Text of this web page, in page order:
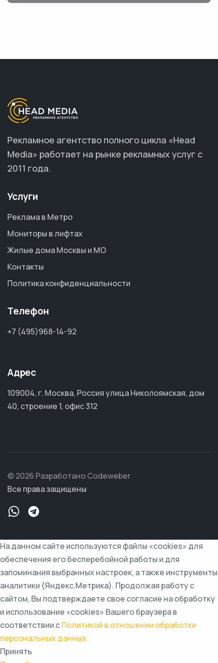
Рекламное агентство полного цикла «Head
Media» работает на рынке рекламных услуг с
2011 года.
Услуги
Реклама в Метро
Мониторы в лифтах
Жилые дома Москвы и МО
Контакты
Политика конфиденциальности
Телефон
+7 (495)968-14-92
Адрес
109004, г. Москва, Россия улица Николоямская, дом
40, строение 1, офис 312
© 2026 Разработано Codeweber
Все права защищены
На данном сайте используются файлы «cookies» для
обеспечения его бесперебойной работы и для
запоминания выбранных настроек, а также инструменты
аналитики (Яндекс.Метрика). Продолжая работу с
сайтом, Вы подтверждаете свое согласие на обработку
и использование «cookies» Вашего браузера в
соответствии сПолитикой в отношении обработки
персональных данных
Принять